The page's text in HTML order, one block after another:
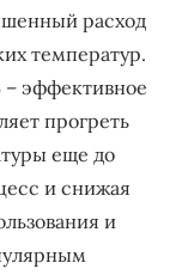
расход
температур.
– эффективное
прогреть
еще до
и снижая
и